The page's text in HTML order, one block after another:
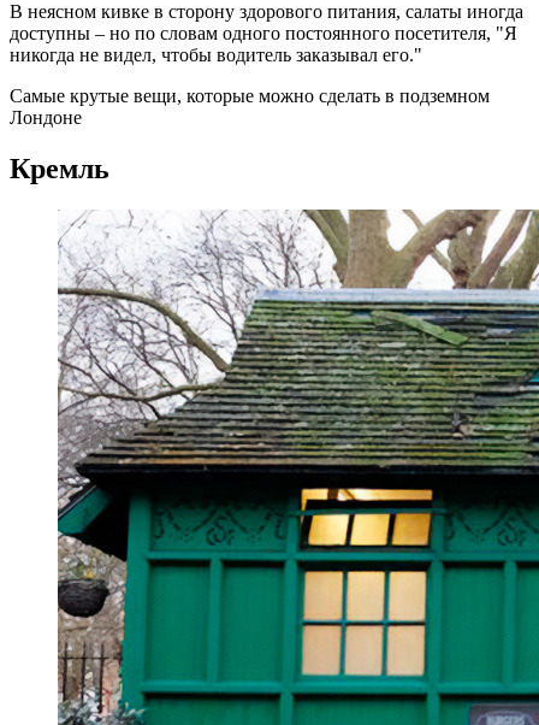
В неясном кивке в сторону здорового питания, салаты иногда
доступны – но по словам одного постоянного посетителя, "Я
никогда не видел, чтобы водитель заказывал его."
Самые крутые вещи, которые можно сделать в подземном
Лондоне
Кремль